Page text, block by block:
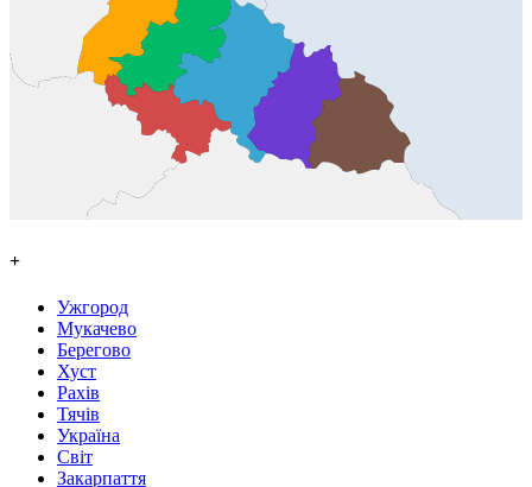
+
Ужгород
Мукачево
Берегово
Хуст
Рахів
Тячів
Україна
Світ
Закарпаття